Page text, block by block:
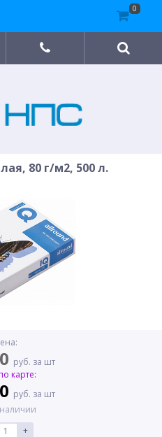
80 г/м2, 500 л.
руб. за шт
карте:
руб. за шт
+
0